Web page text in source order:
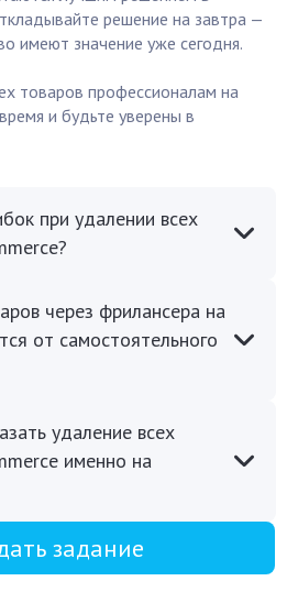
решение на завтра —
имеют значение уже сегодня.
товаров профессионалам на
и будьте уверены в
при удалении всех
через фрилансера на
от самостоятельного
удаление всех
именно на
задание